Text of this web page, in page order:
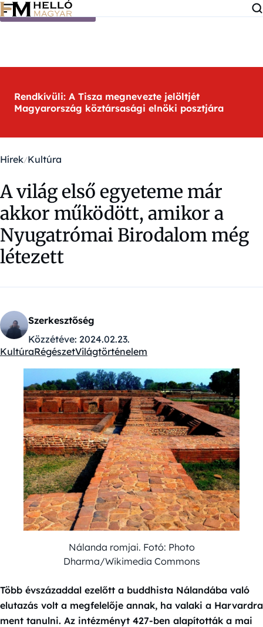
Ugrás a tartalomra
Rendkívüli: A Tisza megnevezte jelöltjét
Magyarország köztársasági elnöki posztjára
Hírek Kultúra
A világ első egyeteme már
akkor működött, amikor a
Nyugatrómai Birodalom még
létezett
Szerkesztőség
Közzétéve: 2024.02.23.
Kategóriák:
KultúraRégészetVilágtörténelem
Nálanda romjai. Fotó: Photo
Dharma/Wikimedia Commons
Több évszázaddal ezelőtt a buddhista Nálandába való
elutazás volt a megfelelője annak, ha valaki a Harvardra
ment tanulni. Az intézményt 427-ben alapították a mai